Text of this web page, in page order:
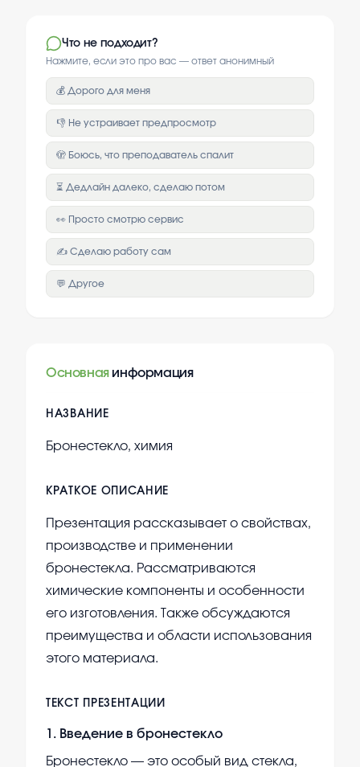
Что не подходит?
Нажмите, если это про вас — ответ анонимный
💰 Дорого для меня
👎 Не устраивает предпросмотр
🫣 Боюсь, что преподаватель спалит
⏳ Дедлайн далеко, сделаю потом
👀 Просто смотрю сервис
✍️ Сделаю работу сам
💬 Другое
Основная информация
НАЗВАНИЕ
Бронестекло, химия
КРАТКОЕ ОПИСАНИЕ
Презентация рассказывает о свойствах,
производстве и применении
бронестекла. Рассматриваются
химические компоненты и особенности
его изготовления. Также обсуждаются
преимущества и области использования
этого материала.
ТЕКСТ ПРЕЗЕНТАЦИИ
1 . Введение в бронестекло
Бронестекло — это особый вид стекла,